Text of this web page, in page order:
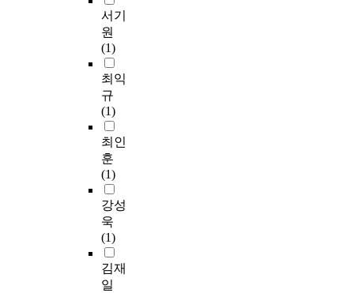
서기
원
(1)
최익
규
(1)
최인
훈
(1)
강성
욱
(1)
김재
일